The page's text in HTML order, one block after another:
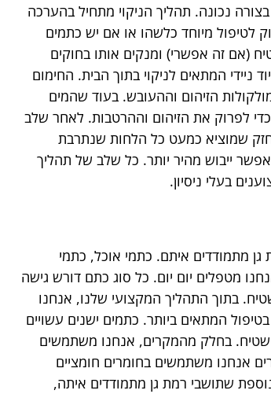
נכונה. תהליך הניקוי מתחיל בהערכה
לטיפול מיוחד כלשהו או אם יש כתמים
(אם זה אפשרי) ומנקים אותו בחוקים
ניידי המתאים לניקוי בתוך הבית. החימום
הזיהום וההעובש. בעוד שהמים
לפרוק את הזיהום וההרטבות. לאחר שלב
חזק שמוציא כמעט כל הלחות שנתרבת
ייבוש מהיר יותר. כל שלב של תהליך
בעלי ניסיון.
מתמודדים איתם. כתמי אוכל, כתמי
מטפלים יום יום. כל סוג כתם דורש גישה
בתוך התהליך המקצועי שלנו, אנחנו
המתאים ביותר. כתמים ישנים עשויים
השטיח. בחלק מהמקרים, אנחנו משתמשים
אנחנו משתמשים בחומרים חומציים
שתושבי רמת גן מתמודדים איתה,